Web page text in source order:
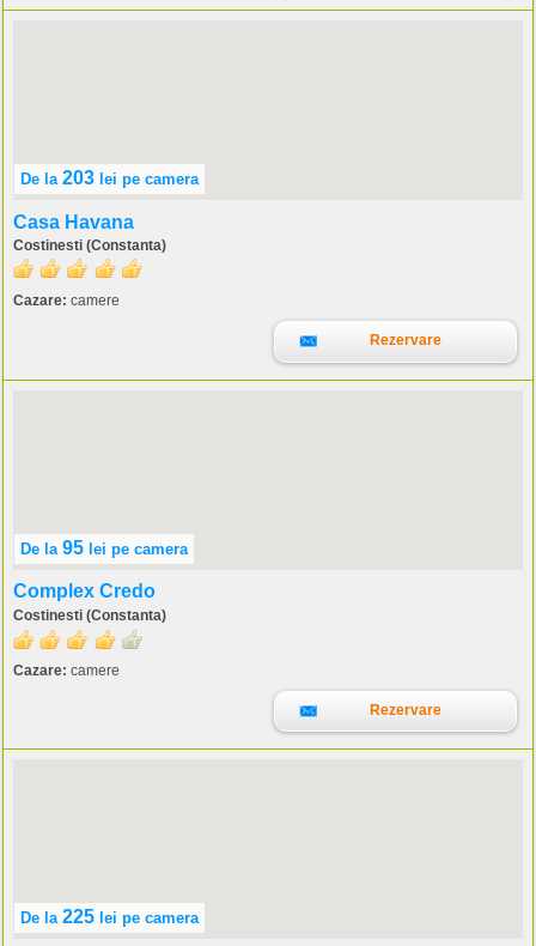
De la 203 lei pe camera
Casa Havana
Costinesti (Constanta)
Cazare: camere
Rezervare
De la 95 lei pe camera
Complex Credo
Costinesti (Constanta)
Cazare: camere
Rezervare
De la 225 lei pe camera